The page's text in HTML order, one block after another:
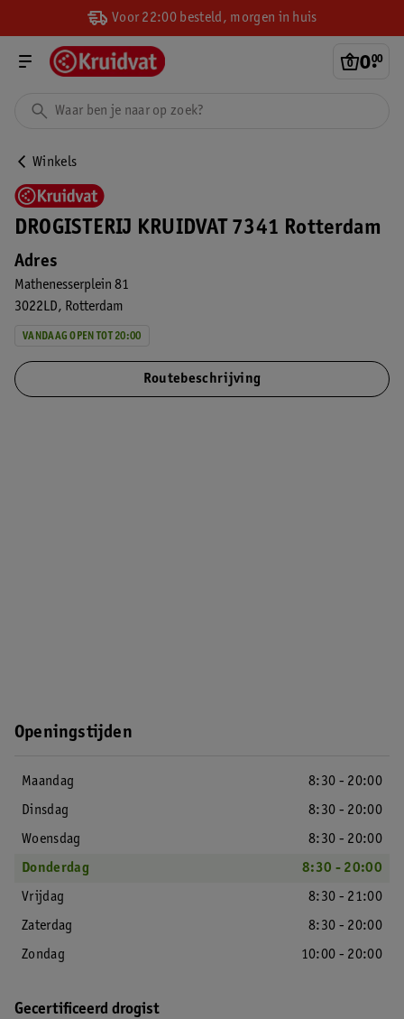
Voor 22:00 besteld, morgen in huis
0.
00
Winkels
DROGISTERIJ KRUIDVAT 7341 Rotterdam
Adres
Mathenesserplein 81
3022LD
Rotterdam
VANDAAG OPEN TOT 20:00
Routebeschrijving
Openingstijden
Maandag
8:30 - 20:00
Dinsdag
8:30 - 20:00
Woensdag
8:30 - 20:00
Donderdag
8:30 - 20:00
Vrijdag
8:30 - 21:00
Zaterdag
8:30 - 20:00
Zondag
10:00 - 20:00
Gecertificeerd drogist